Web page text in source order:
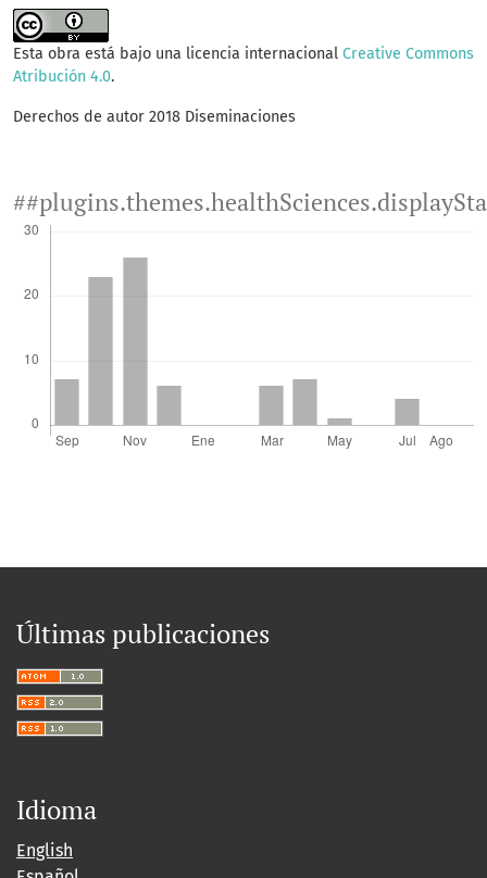
Esta obra está bajo una licencia internacional Creative Commons
Atribución 4.0.
Derechos de autor 2018 Diseminaciones
Últimas publicaciones
Idioma
English